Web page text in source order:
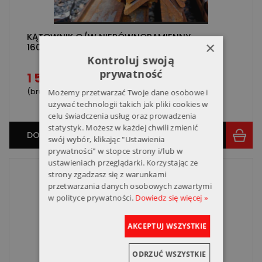
KĄTOWNIK G/W NIERÓWNORAMIENNY
160X80X12 S355
1 500,00 zł
(brutto/sztuka)
DO KOSZYKA
×
Kontroluj swoją
prywatność
Możemy przetwarzać Twoje dane osobowe i
używać technologii takich jak pliki cookies w
celu świadczenia usług oraz prowadzenia
statystyk. Możesz w każdej chwili zmienić
swój wybór, klikając "Ustawienia
prywatności" w stopce strony i/lub w
ustawieniach przeglądarki. Korzystając ze
strony zgadzasz się z warunkami
przetwarzania danych osobowych zawartymi
w polityce prywatności. Dowiedz się więcej »
AKCEPTUJ WSZYSTKIE
ODRZUĆ WSZYSTKIE